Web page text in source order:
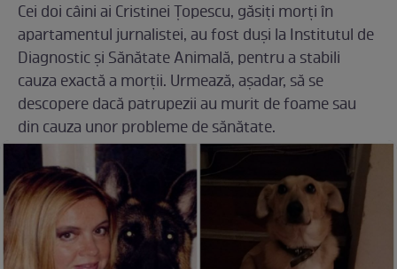
Cei doi câini ai Cristinei Țopescu, găsiți morți în
apartamentul jurnalistei, au fost duși la Institutul de
Diagnostic și Sănătate Animală, pentru a stabili
cauza exactă a morții. Urmează, așadar, să se
descopere dacă patrupezii au murit de foame sau
din cauza unor probleme de sănătate.